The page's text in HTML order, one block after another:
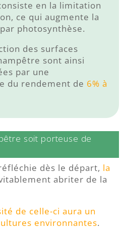
en la limitation
ce qui augmente la
photosynthèse.
des surfaces
sont ainsi
par une
du rendement de 6% à
soit porteuse de
dès le départ, la
abriter de la
de celle-ci aura un
environnantes.